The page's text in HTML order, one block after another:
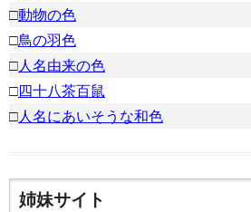
□動物の色
□鳥の羽色
□人名由来の色
□四十八茶百鼠
□人名にあいそうな和色
姉妹サイト